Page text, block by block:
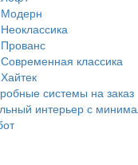
Модерн
Неоклассика
Прованс
Современная классика
Хайтек
системы на заказ
интерьер с